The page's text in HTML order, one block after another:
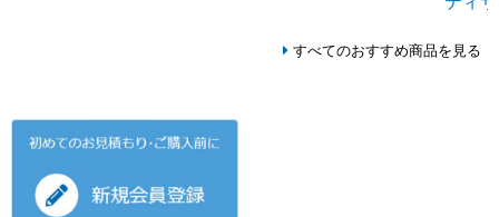
すべてのおすすめ商品を見る